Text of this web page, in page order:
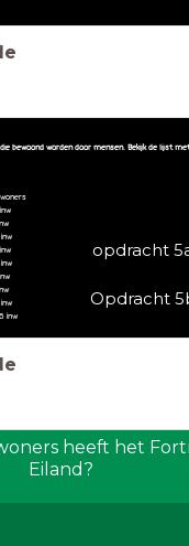
bewoond worden door mensen. Bekijk de lijst
opdracht
Opdracht
heeft het
Eiland?